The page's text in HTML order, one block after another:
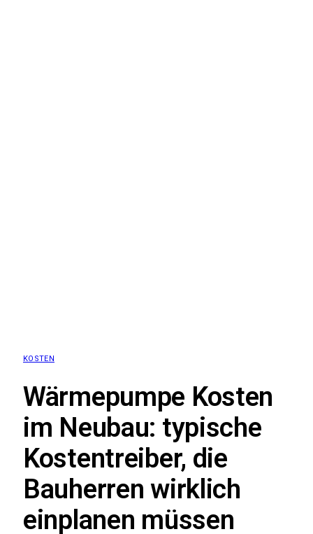
KOSTEN
Wärmepumpe Kosten
im Neubau: typische
Kostentreiber, die
Bauherren wirklich
einplanen müssen